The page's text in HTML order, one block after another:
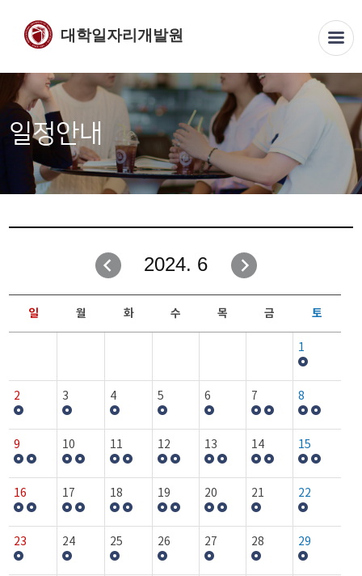
대학일자리개발원
일정안내
2024. 6
일 월 화 수 목 금 토
1
2 3 4 5 6 7 8
9 10 11 12 13 14 15
16 17 18 19 20 21 22
23 24 25 26 27 28 29